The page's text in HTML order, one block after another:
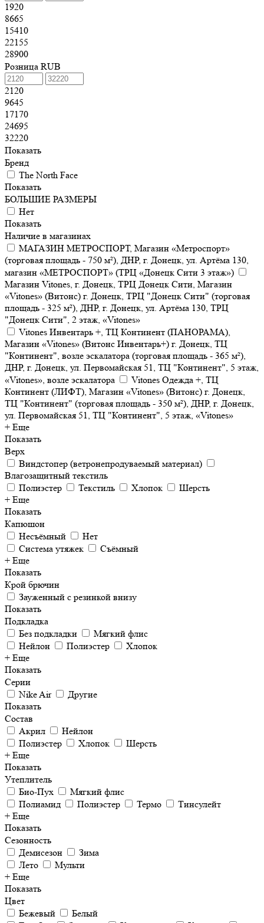
1920
8665
15410
22155
28900
Розница RUB
2120
9645
17170
24695
32220
Показать
Бренд
The North Face
Показать
БОЛЬШИЕ РАЗМЕРЫ
Нет
Показать
Наличие в магазинах
МАГАЗИН МЕТРОСПОРТ, Магазин «Метроспорт»
(торговая площадь - 750 м²), ДНР, г. Донецк, ул. Артёма 130,
магазин «МЕТРОСПОРТ» (ТРЦ «Донецк Сити 3 этаж»)
Магазин Vitones, г. Донецк, ТРЦ Донецк Сити, Магазин
«Vitones» (Витонс) г. Донецк, ТРЦ "Донецк Сити" (торговая
площадь - 325 м²), ДНР, г. Донецк, ул. Артёма 130, ТРЦ
"Донецк Сити", 2 этаж, «Vitones»
Vitones Инвентарь +, ТЦ Континент (ПАНОРАМА),
Магазин «Vitones» (Витонс Инвентарь+) г. Донецк, ТЦ
"Континент", возле эскалатора (торговая площадь - 365 м²),
ДНР, г. Донецк, ул. Первомайская 51, ТЦ "Континент", 5 этаж,
«Vitones», возле эскалатора
Vitones Одежда +, ТЦ
Континент (ЛИФТ), Магазин «Vitones» (Витонс) г. Донецк,
ТЦ "Континент" (торговая площадь - 350 м²), ДНР, г. Донецк,
ул. Первомайская 51, ТЦ "Континент", 5 этаж, «Vitones»
+ Еще
Показать
Верх
Виндстопер (ветронепродуваемый материал)
Влагозащитный текстиль
Полиэстер
Текстиль Хлопок
Шерсть
+ Еще
Показать
Капюшон
Несъёмный
Нет
Система утяжек
Съёмный
+ Еще
Показать
Крой брючин
Зауженный с резинкой внизу
Показать
Подкладка
Без подкладки
Мягкий флис
Нейлон
Полиэстер
Хлопок
+ Еще
Показать
Серии
Nike Air
Другие
Показать
Состав
Акрил
Нейлон
Полиэстер
Хлопок
Шерсть
+ Еще
Показать
Утеплитель
Био-Пух
Мягкий флис
Полиамид
Полиэстер Термо
Тинсулейт
+ Еще
Показать
Сезонность
Демисезон
Зима
Лето
Мульти
+ Еще
Показать
Цвет
Бежевый
Белый